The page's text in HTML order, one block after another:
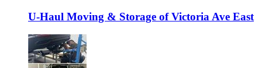
U-Haul Moving & Storage of Victoria Ave East